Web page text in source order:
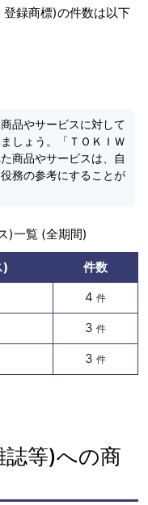
録商標)の件数は以下
品やサービスに対して
しょう。「ＴＯＫＩＷ
商品やサービスは、自
務の参考にすることが
)一覧 (全期間)
)
件数
4 件
3 件
3 件
誌等)への商